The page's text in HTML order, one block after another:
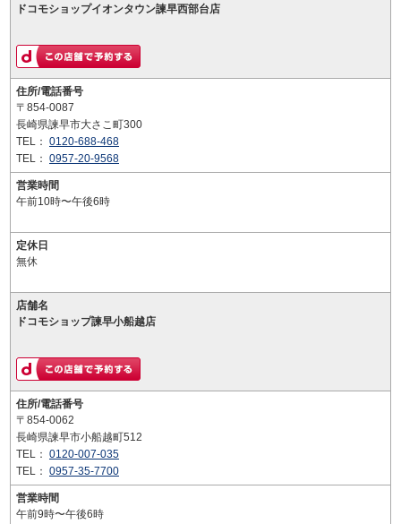
ドコモショップイオンタウン諫早西部台店
住所/電話番号
〒854-0087
長崎県諫早市大さこ町300
TEL： 0120-688-468
TEL： 0957-20-9568
営業時間
午前10時〜午後6時
定休日
無休
店舗名
ドコモショップ諫早小船越店
住所/電話番号
〒854-0062
長崎県諫早市小船越町512
TEL： 0120-007-035
TEL： 0957-35-7700
営業時間
午前9時〜午後6時